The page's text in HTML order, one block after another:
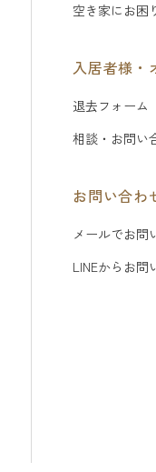
空き家にお困
入居者様・
退去フォーム
相談・お問い
お問い合わ
メールでお問
LINEからお問